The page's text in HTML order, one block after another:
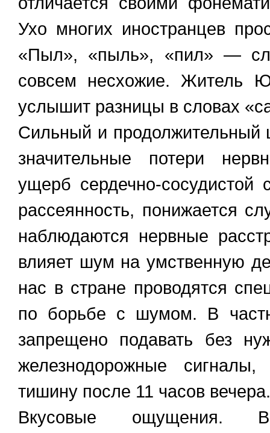
Ухо многих иностранцев
«Пыл», «пыль», «пил» —
совсем несхожие. Житель
услышит разницы в словах
Сильный и
значительные потери
ущерб сердечно-сосудистой
рассеянность, понижается
наблюдаются нервные
влияет шум на умственную
нас в стране проводятся
по борьбе с шумом. В
запрещено подавать без
железнодорожные
тишину после 11 часов вечера.
Вкусовые ощущения.